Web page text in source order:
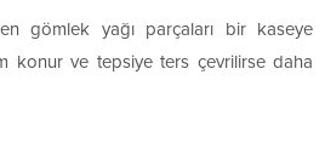
gömlek yağı parçaları bir kaseye
konur ve tepsiye ters çevrilirse daha